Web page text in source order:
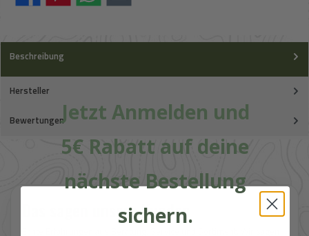
Beschreibung
Hersteller
Bewertungen
Das sagen unsere Kunden
Jetzt Anmelden und
5€ Rabatt auf deine
nächste Bestellung
sichern.